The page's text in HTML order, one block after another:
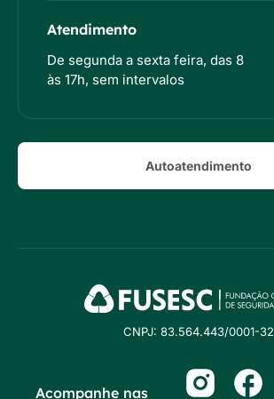
Atendimento
De segunda a sexta feira, das 8
às 17h, sem intervalos
Autoatendimento
CNPJ: 83.564.443/0001-32
Acompanhe nas